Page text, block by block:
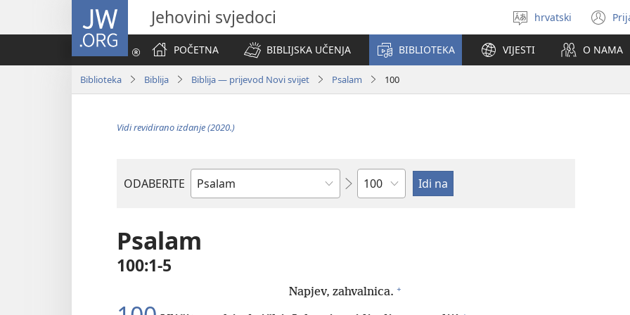
JW.ORG Jehovini svjedoci
Izaberi
jezik
hrvatski
se
novi
POČETNA
BIBLIJSKA UČENJA BIBLIOTEKA VIJESTI O NAMA
Biblioteka Biblija Biblija — prijevod Novi svijet Psalam 100
Vidi revidirano izdanje (2020.)
ODABERITE
Biblijska
Poglavlje
Psalam
100:1-5
Napjev, zahvalnica. +